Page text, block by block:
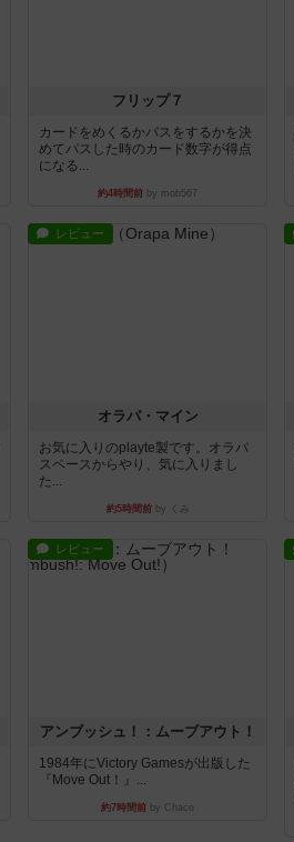
フリップ７
カードをめくるかパスをするかを決
めてパスした時のカード数字が得点
になる...
約4時間前 by mob567
レビュー
オラパ・マイン
お気に入りのplayte製です。オラパ
スペースからやり、気に入りまし
た...
約5時間前by くみ
レビュー
アンブッシュ！：ムーブアウト！
1984年にVictory Gamesが出版した
『Move Out！』...
約7時間前 by Chaco